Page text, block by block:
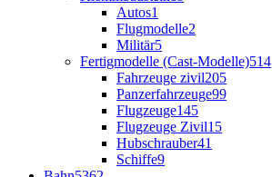
Autos1
Flugmodelle2
Militär5
Fertigmodelle (Cast-Modelle)514
Fahrzeuge zivil205
Panzerfahrzeuge99
Flugzeuge145
Flugzeuge Zivil15
Hubschrauber41
Schiffe9